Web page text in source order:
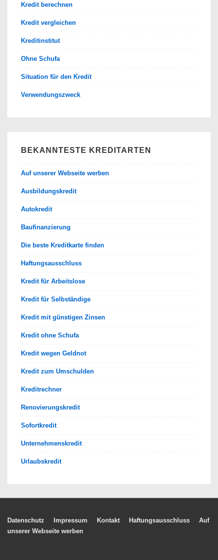
Kredit berechnen
Kredit vergleichen
Kreditinstitut
Ohne Schufa
Situation für den Kredit
Verwendungszweck
BEKANNTESTE KREDITARTEN
Auf unserer Webseite werben
Ausbildungskredit
Autokredit
Baufinanzierung
Die beste Kreditkarte finden
Haftungsausschluss
Kredit für Arbeitslose
Kredit für Selbständige
Kredit mit günstigen Zinsen
Kredit ohne Schufa
Kredit wegen Geldnot
Kredit zum Umschulden
Kreditrechner
Renovierungskredit
Sofortkredit
Unternehmenskredit
Urlaubskredit
Footer-
Datenschutz Impressum Kontakt Haftungsausschluss
Auf
unserer Webseite werben